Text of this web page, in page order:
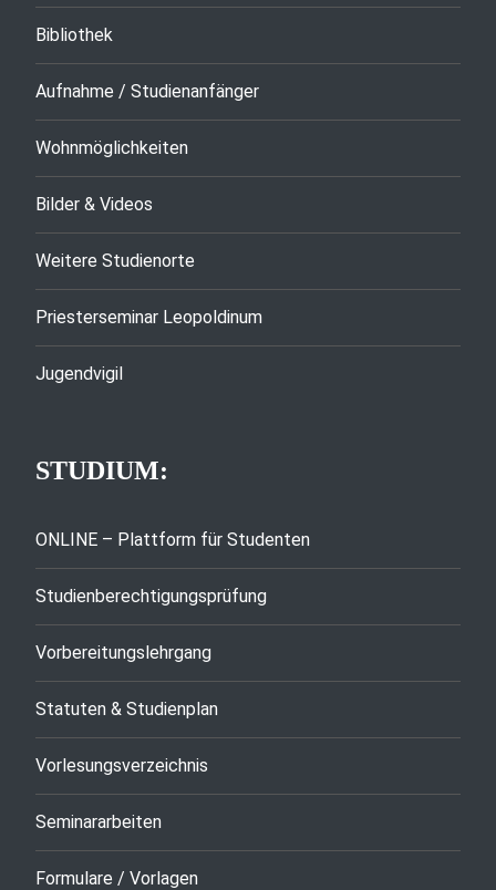
Bibliothek
Aufnahme / Studienanfänger
Wohnmöglichkeiten
Bilder & Videos
Weitere Studienorte
Priesterseminar Leopoldinum
Jugendvigil
STUDIUM:
ONLINE – Plattform für Studenten
Studienberechtigungsprüfung
Vorbereitungslehrgang
Statuten & Studienplan
Vorlesungsverzeichnis
Seminararbeiten
Formulare / Vorlagen